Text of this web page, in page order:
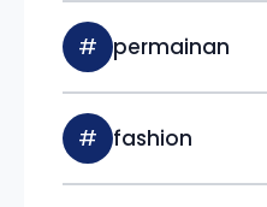
# permainan
# fashion